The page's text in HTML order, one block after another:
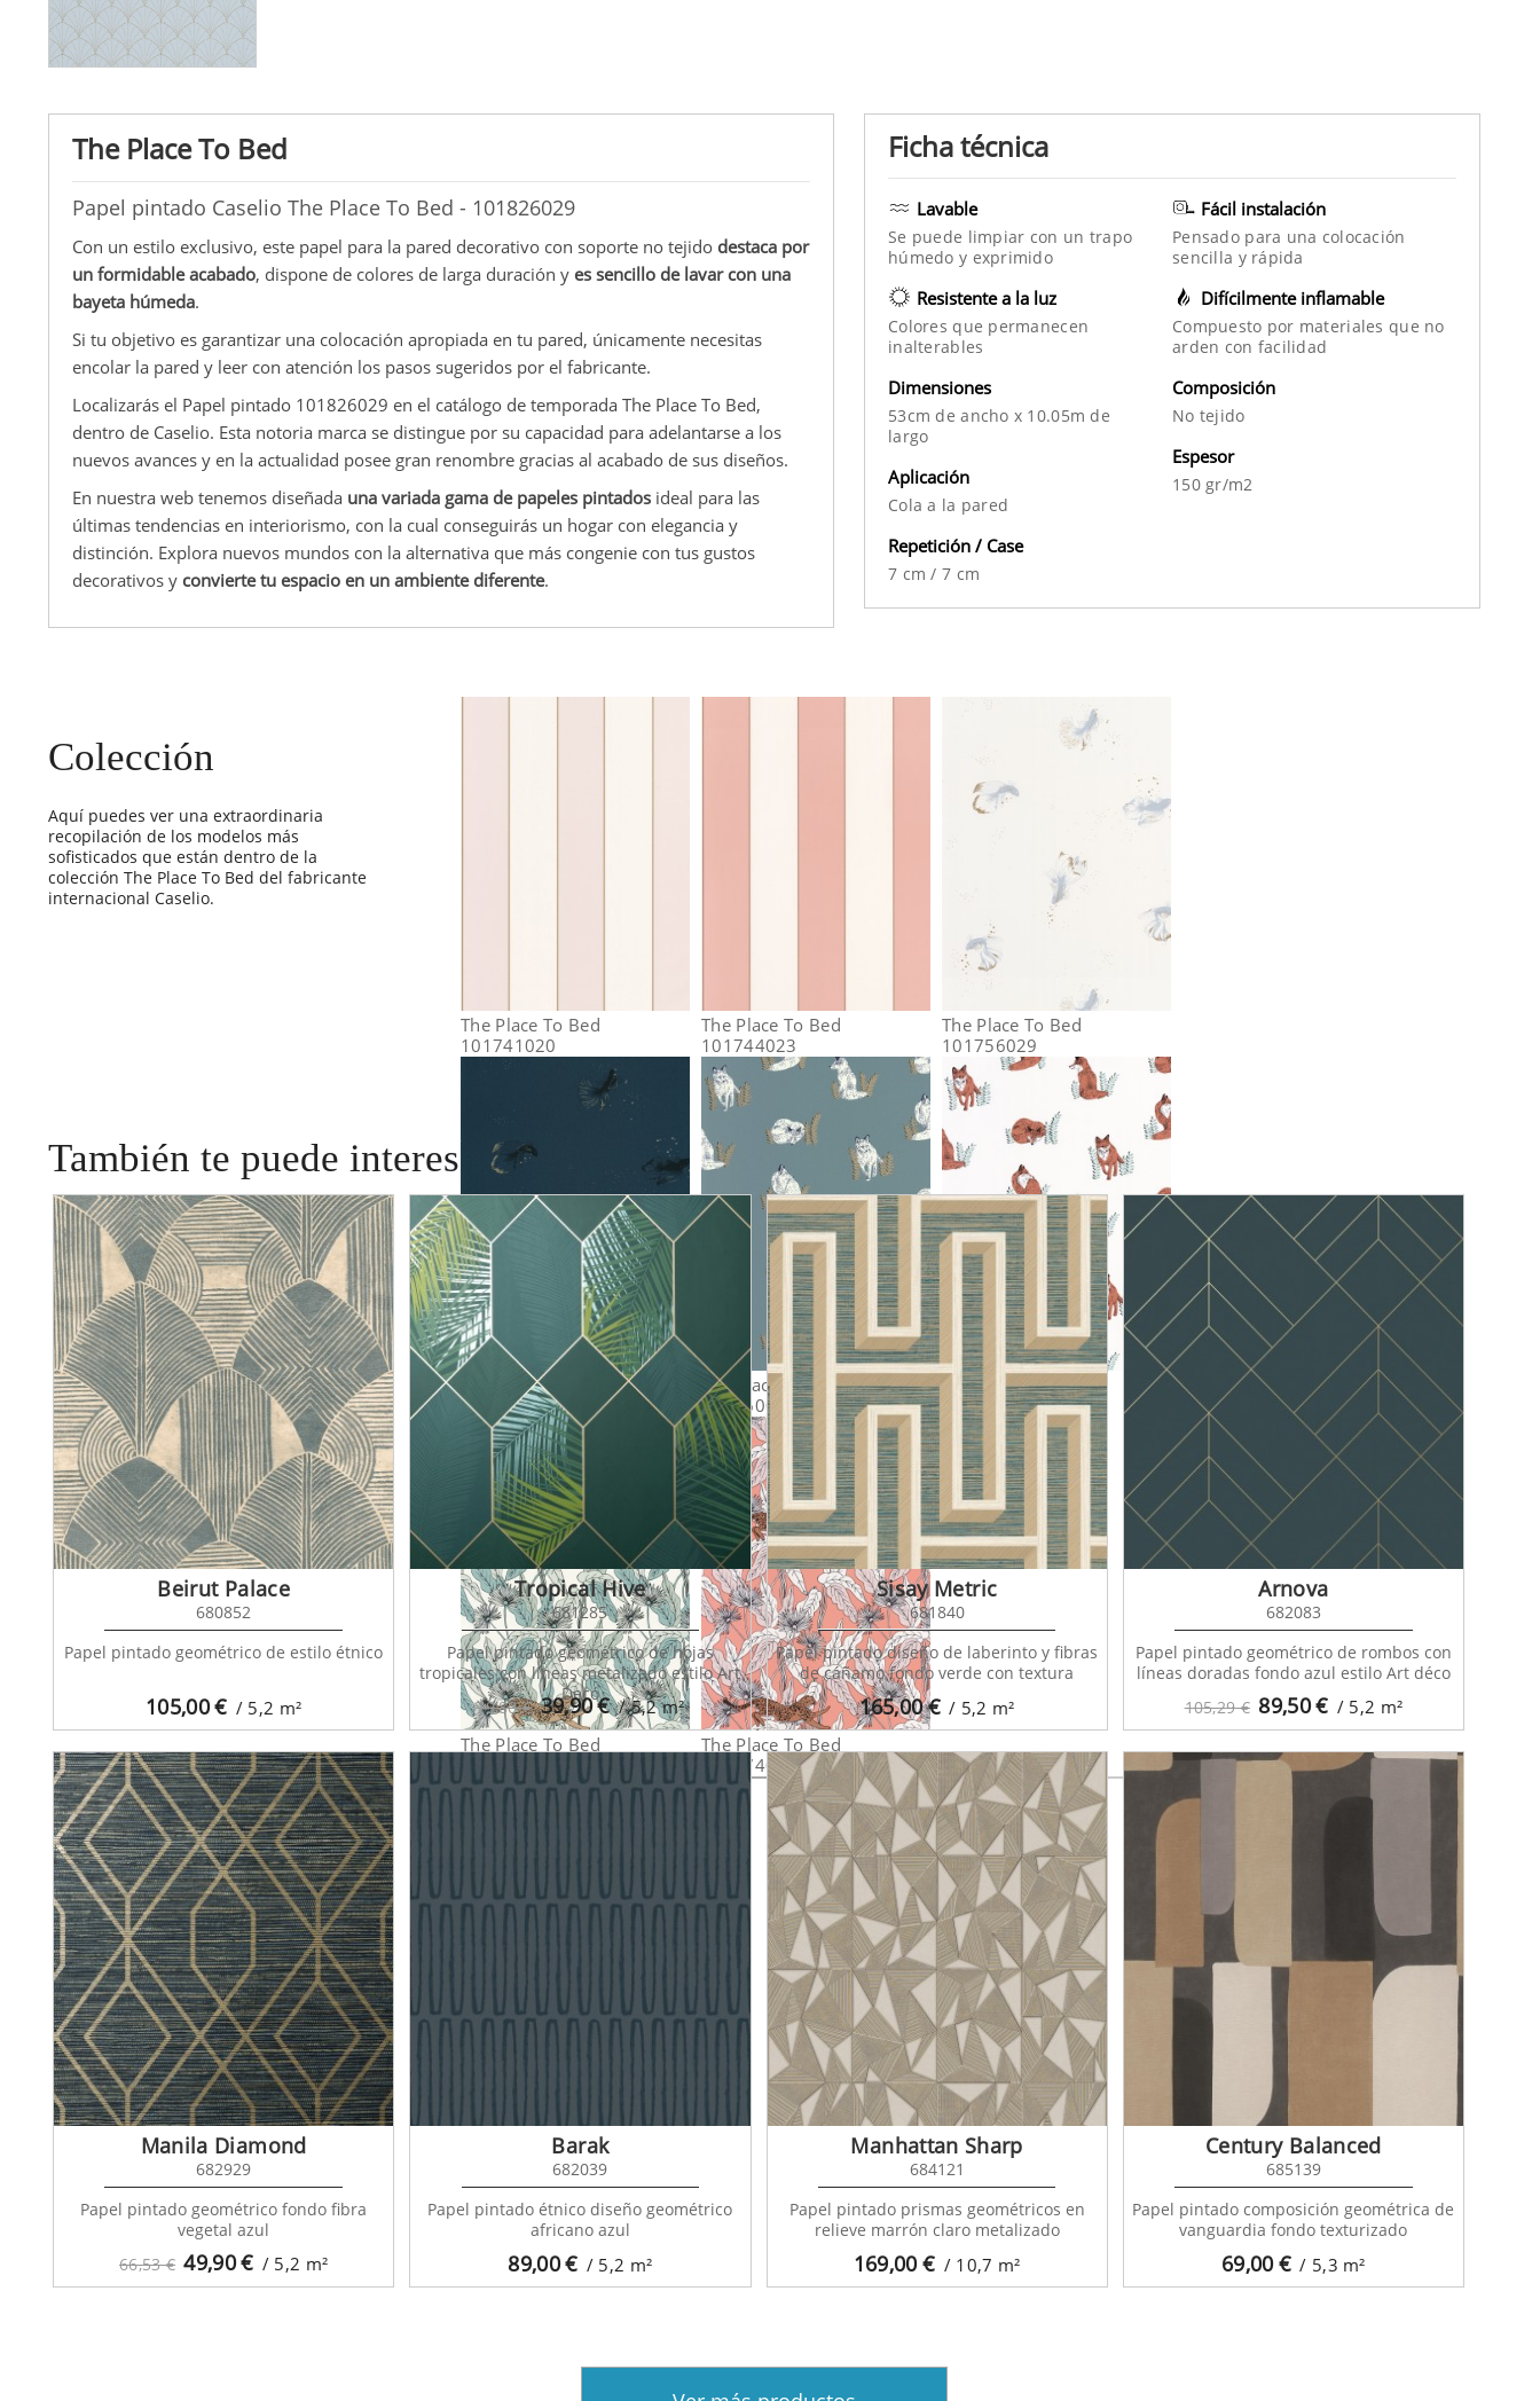
The Place To Bed
Papel pintado Caselio The Place To Bed - 101826029
Con un estilo exclusivo, este papel para la pared decorativo con soporte no tejido destaca por
un formidable acabado, dispone de colores de larga duración y es sencillo de lavar con una
bayeta húmeda.
Si tu objetivo es garantizar una colocación apropiada en tu pared, únicamente necesitas
encolar la pared y leer con atención los pasos sugeridos por el fabricante.
Localizarás el Papel pintado 101826029 en el catálogo de temporada The Place To Bed,
dentro de Caselio. Esta notoria marca se distingue por su capacidad para adelantarse a los
nuevos avances y en la actualidad posee gran renombre gracias al acabado de sus diseños.
En nuestra web tenemos diseñada una variada gama de papeles pintados ideal para las
últimas tendencias en interiorismo, con la cual conseguirás un hogar con elegancia y
distinción. Explora nuevos mundos con la alternativa que más congenie con tus gustos
decorativos y convierte tu espacio en un ambiente diferente.
Ficha técnica
Lavable
Se puede limpiar con un trapo
húmedo y exprimido
Resistente a la luz
Colores que permanecen
inalterables
Fácil instalación
Pensado para una colocación
sencilla y rápida
Difícilmente inflamable
Compuesto por materiales que no
arden con facilidad
Dimensiones
53cm de ancho x 10.05m de
largo
Aplicación
Cola a la pared
Repetición / Case
7 cm/ 7 cm
Composición
No tejido
Espesor
150 gr/m2
Colección
Aquí puedes ver una extraordinaria
recopilación de los modelos más
sofisticados que están dentro de la
colección The Place To Bed del fabricante
internacional Caselio.
The Place To Bed
101741020
The Place To Bed
101744023
The Place To Bed
101756029
The Place To Bed
101756120
The Place To Bed
101760068
The Place To Bed
101764073
The Place To Bed
The Place To Bed
101774001
También te puede interesar
105,00€ / 5,2 m²
Beirut Palace
680852
Papel pintado geométrico de estilo étnico
79,80 € 39,90€ / 5,2m²
Tropical Hive
681285
Papel pintado geométrico de hojas
tropicales con líneas metalizado estilo Art
Decó
165,00€ / 5,2 m²
Sisay Metric
681840
Papel pintado diseño de laberinto y fibras
de cáñamo fondo verde con textura
105,29 € 89,50€ / 5,2 m²
Arnova
682083
Papel pintado geométrico de rombos con
líneas doradas fondo azul estilo Art déco
66,53 € 49,90€ / 5,2 m²
Manila Diamond
682929
Papel pintado geométrico fondo fibra
vegetal azul
89,00€ / 5,2 m²
Barak
682039
Papel pintado étnico diseño geométrico
africano azul
169,00€ / 10,7 m²
Manhattan Sharp
684121
Papel pintado prismas geométricos en
relieve marrón claro metalizado
69,00€ / 5,3 m²
Century Balanced
685139
Papel pintado composición geométrica de
vanguardia fondo texturizado